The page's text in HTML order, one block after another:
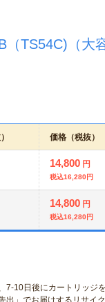
（TS54C)（大
価格（税抜）
14,800 円
税込16,280円
14,800 円
税込16,280円
7-10日後にカートリッジ
出」でお届けするリサイ